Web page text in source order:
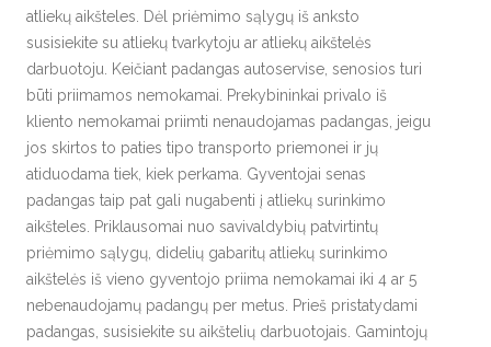
atliekų aikšteles. Dėl priėmimo sąlygų iš anksto
susisiekite su atliekų tvarkytoju ar atliekų aikštelės
darbuotoju. Keičiant padangas autoservise, senosios turi
būti priimamos nemokamai. Prekybininkai privalo iš
kliento nemokamai priimti nenaudojamas padangas, jeigu
jos skirtos to paties tipo transporto priemonei ir jų
atiduodama tiek, kiek perkama. Gyventojai senas
padangas taip pat gali nugabenti į atliekų surinkimo
aikšteles. Priklausomai nuo savivaldybių patvirtintų
priėmimo sąlygų, didelių gabaritų atliekų surinkimo
aikštelės iš vieno gyventojo priima nemokamai iki 4 ar 5
nebenaudojamų padangų per metus. Prieš pristatydami
padangas, susisiekite su aikštelių darbuotojais. Gamintojų